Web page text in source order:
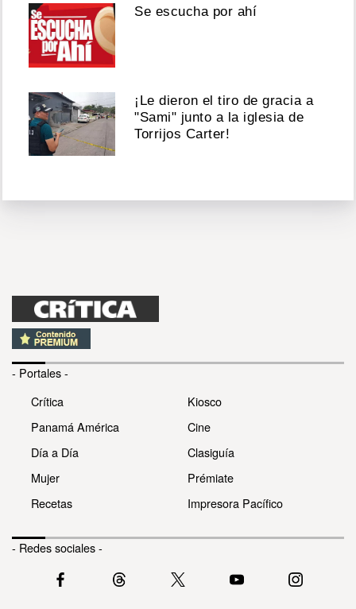
Se escucha por ahí
¡Le dieron el tiro de gracia a
"Sami" junto a la iglesia de
Torrijos Carter!
- Portales -
Crítica
Panamá América
Día a Día
Mujer
Recetas
Kiosco
Cine
Clasiguía
Prémiate
Impresora Pacífico
- Redes sociales -